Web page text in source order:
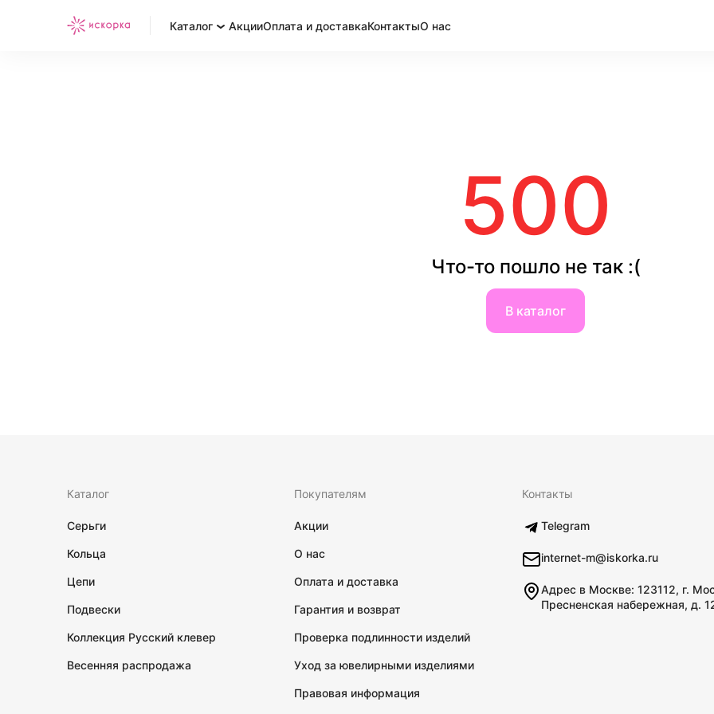
Каталог АкцииОплата и доставкаКонтактыО нас
500
Что-то пошло не так :(
В каталог
Каталог
Серьги
Кольца
Цепи
Подвески
Коллекция Русский клевер
Весенняя распродажа
Покупателям
Акции
О нас
Оплата и доставка
Гарантия и возврат
Проверка подлинности изделий
Уход за ювелирными изделиями
Правовая информация
Контакты
Telegram
internet-m@iskorka.ru
Адрес в Москве: 123112, г.
Пресненская набережная, д.